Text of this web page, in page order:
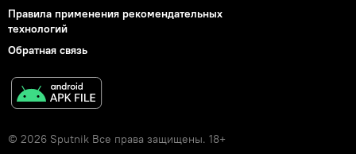
Правила применения рекомендательных
технологий
Обратная связь
© 2026 Sputnik Все права защищены. 18+